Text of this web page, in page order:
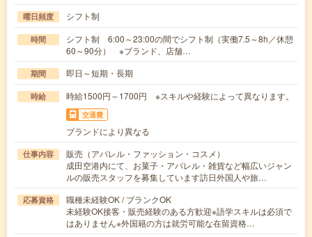
曜日頻度 シフト制
時間
シフト制 6:00～23:00の間でシフト制（実働7.5～8h／休憩
60～90分） ※ブランド、店舗…
期間 即日～短期・長期
時給 時給1500円～1700円 ※スキルや経験によって異なります。
交通費
ブランドにより異なる
仕事内容
販売（アパレル・ファッション・コスメ）
成田空港内にて、お菓子・アパレル・雑貨など幅広いジャン
ルの販売スタッフを募集しています訪日外国人や旅…
応募資格
職種未経験OK / ブランクOK
未経験OK接客・販売経験のある方歓迎※語学スキルは必須で
はありません※外国籍の方は就労可能な在留資格…